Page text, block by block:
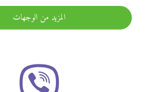
المزيد من الوجهات